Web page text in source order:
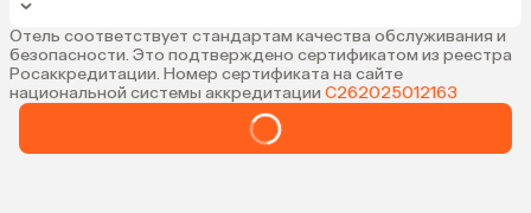
Отель соответствует стандартам качества обслуживания и
безопасности. Это подтверждено сертификатом из реестра
Росаккредитации. Номер сертификата на сайте
национальной системы аккредитации С262025012163